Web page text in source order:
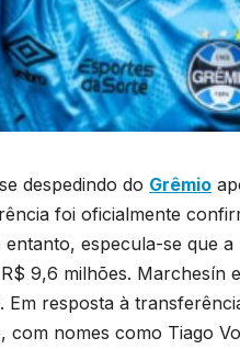
despedindo do Grêmio
foi oficialmente
especula-se que
9,6 milhões.
Em resposta à
com nomes como Tiago